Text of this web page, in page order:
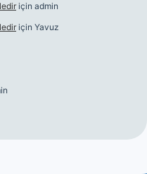
için admin
için Yavuz